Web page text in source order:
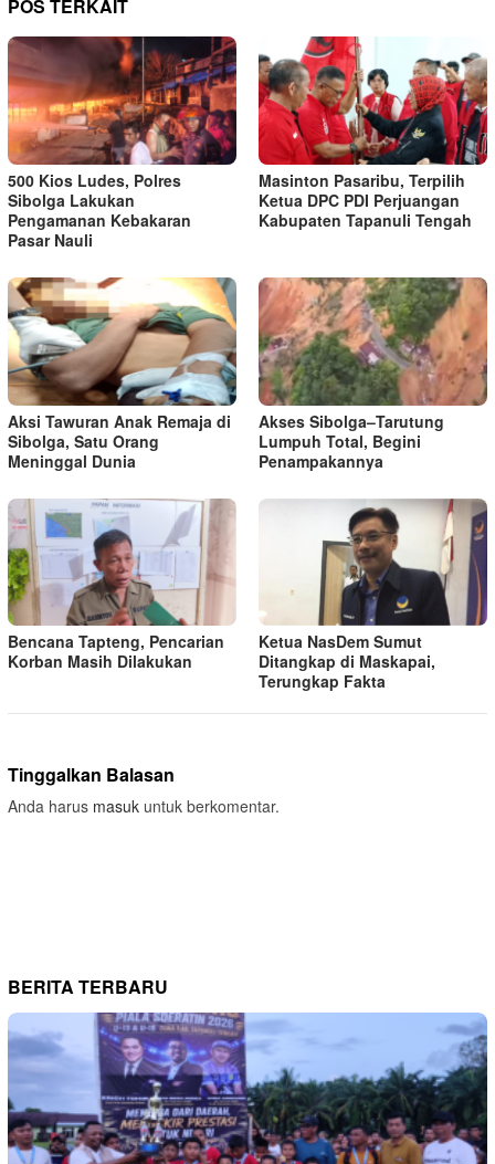
POS TERKAIT
500 Kios Ludes, Polres
Sibolga Lakukan
Pengamanan Kebakaran
Pasar Nauli
Masinton Pasaribu, Terpilih
Ketua DPC PDI Perjuangan
Kabupaten Tapanuli Tengah
Aksi Tawuran Anak Remaja di
Sibolga, Satu Orang
Meninggal Dunia
Akses Sibolga–Tarutung
Lumpuh Total, Begini
Penampakannya
Bencana Tapteng, Pencarian
Korban Masih Dilakukan
Ketua NasDem Sumut
Ditangkap di Maskapai,
Terungkap Fakta
Tinggalkan Balasan
Anda harus masuk untuk berkomentar.
BERITA TERBARU